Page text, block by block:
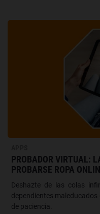
PROBADOR VIRTUAL:
PROBARSE ROPA
Deshazte de las colas
dependientes
de paciencia.